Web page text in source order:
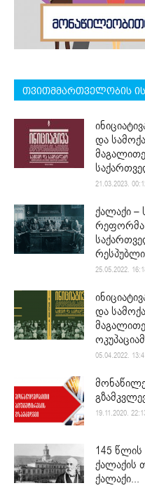
თვითმმართველობის
და
21.03.2023.
ქალაქი
რეფორმა
25.05.2022.
და
05.04.2022.
19.11.2020.
145 წლის
ქალაქის
ქალაქი...